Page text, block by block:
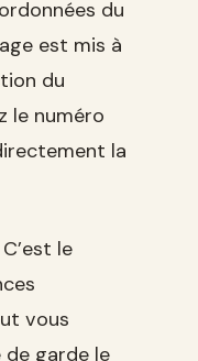
du
est mis à
du
le numéro
la
C’est le
vous
garde le